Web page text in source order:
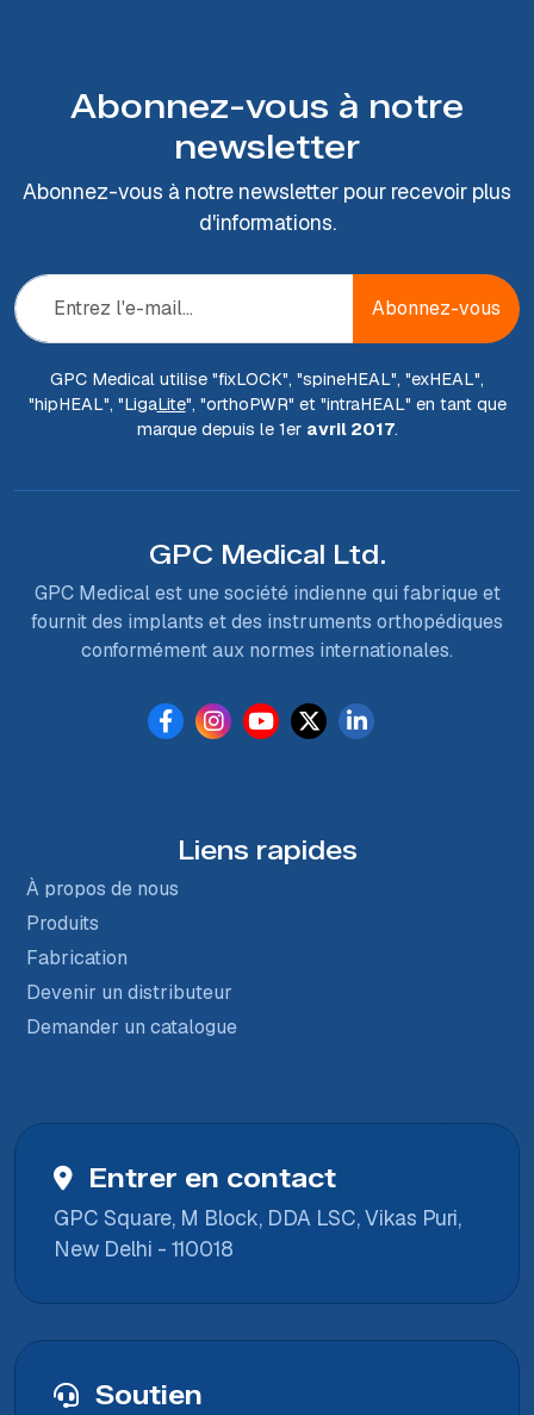
Abonnez-vous à notre
newsletter
Abonnez-vous à notre newsletter pour recevoir plus
d'informations.
Abonnez-vous
GPC Medical utilise "fixLOCK", "spineHEAL", "exHEAL",
"hipHEAL", "LigaLite", "orthoPWR" et "intraHEAL" en tant que
marque depuis le 1er avril 2017.
GPC Medical Ltd.
GPC Medical est une société indienne qui fabrique et
fournit des implants et des instruments orthopédiques
conformément aux normes internationales.
Liens rapides
À propos de nous
Produits
Fabrication
Devenir un distributeur
Demander un catalogue
Entrer en contact
GPC Square, M Block, DDA LSC, Vikas Puri,
New Delhi - 110018
Soutien